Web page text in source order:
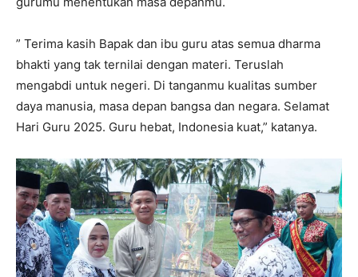
” Terima kasih Bapak dan ibu guru atas semua dharma
bhakti yang tak ternilai dengan materi. Teruslah
mengabdi untuk negeri. Di tanganmu kualitas sumber
daya manusia, masa depan bangsa dan negara. Selamat
Hari Guru 2025. Guru hebat, Indonesia kuat,” katanya.